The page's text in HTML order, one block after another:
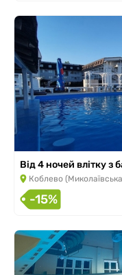
Від 4 ночей влітку
Коблево
-15%